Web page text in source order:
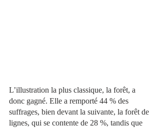
L’illustration la plus classique, la forêt, a
donc gagné. Elle a remporté 44 % des
suffrages, bien devant la suivante, la forêt de
lignes, qui se contente de 28 %, tandis que